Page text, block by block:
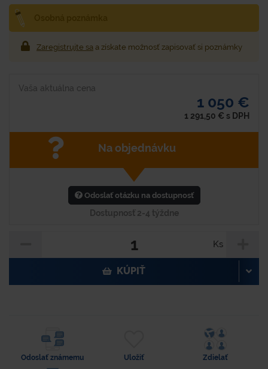
Zaregistrujte sa a získate možnosť zapisovať si poznámky
Vaša aktuálna cena
1 050 €
1 291,50 € s DPH
Na objednávku
Odoslať otázku na dostupnosť
Dostupnosť 2-4 týždne
Ks
KÚPIŤ
Odoslať známemu Uložiť Zdielať